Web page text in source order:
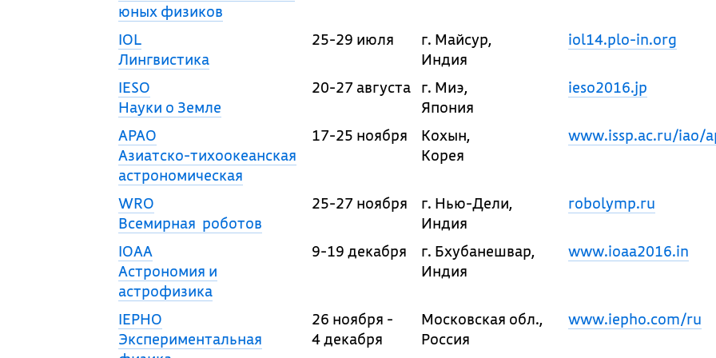
юных физиков
IOL
Лингвистика
25-29 июля
г. Майсур,
Индия
iol14.plo-in.org
IESO
Науки о Земле
20-27 августа г. Миэ,
Япония
ieso2016.jp
APAO
Азиатско-тихоокеанская
астрономическая
17-25 ноября
Кохын,
Корея
www.issp.ac.ru/iao/
WRO
Всемирная роботов
25-27 ноября
г. Нью-Дели,
Индия
robolymp.ru
IOAA
Астрономия и
астрофизика
9-19 декабря
г. Бхубанешвар,
Индия
www.ioaa2016.in
IEPHO
Экспериментальная
26 ноября -
4 декабря
Московская обл.,
Россия
www.iepho.com/ru